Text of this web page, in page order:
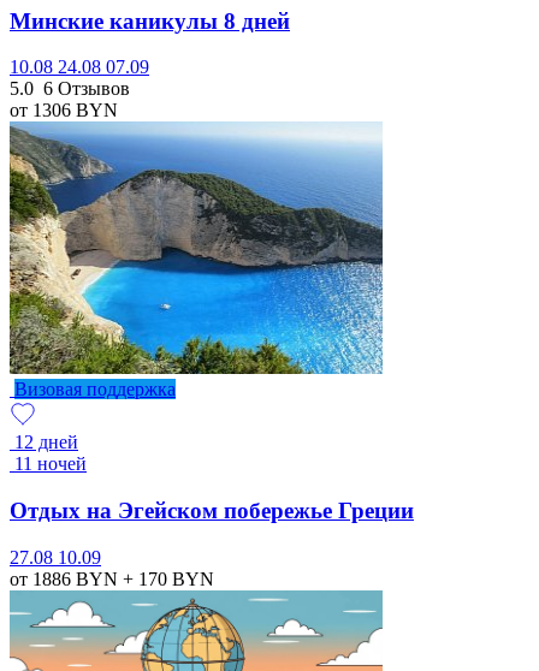
Минские каникулы 8 дней
10.08 24.08 07.09
5.0 6 Отзывов
от 1306 BYN
Визовая поддержка
12 дней
11 ночей
Отдых на Эгейском побережье Греции
27.08 10.09
от 1886 BYN + 170 BYN